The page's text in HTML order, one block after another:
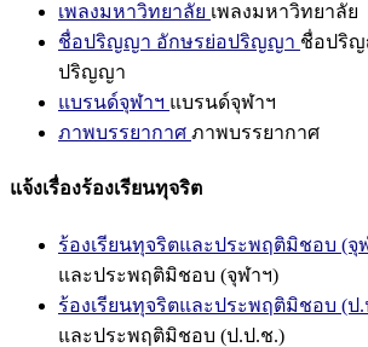
เพลงมหาวิทยาลัย เพลงมหาวิทยาลัย
ชื่อปริญญา อักษรย่อปริญญา ชื่อปริญ
ปริญญา
แบรนด์จุฬาฯ แบรนด์จุฬาฯ
ภาพบรรยากาศ ภาพบรรยากาศ
แจ้งเรื่องร้องเรียนทุจริต
ร้องเรียนทุจริตและประพฤติมิชอบ (จุ
และประพฤติมิชอบ (จุฬาฯ)
ร้องเรียนทุจริตและประพฤติมิชอบ (ป
และประพฤติมิชอบ (ป.ป.ช.)